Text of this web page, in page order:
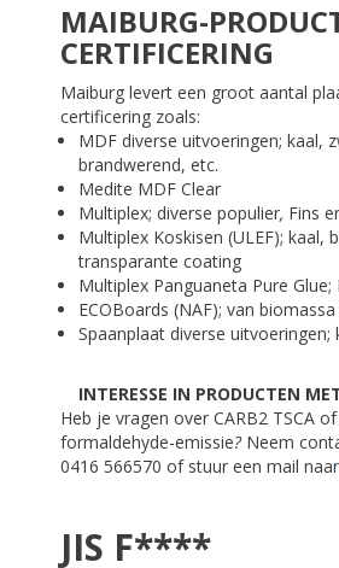
MAIBURG-
CERTIFICERING
Maiburg levert een groot aantal
certificering zoals:
MDF diverse uitvoeringen; kaal,
brandwerend, etc.
Medite MDF Clear
Multiplex; diverse populier, Fins
Multiplex Koskisen (ULEF);
transparante coating
Multiplex Panguaneta Pure
ECOBoards (NAF); van
Spaanplaat diverse
INTERESSE IN PRODUCTEN
Heb je vragen over CARB2 TSCA
formaldehyde-emissie?Neem
0416 566570 of stuur een mail naar
JIS F****